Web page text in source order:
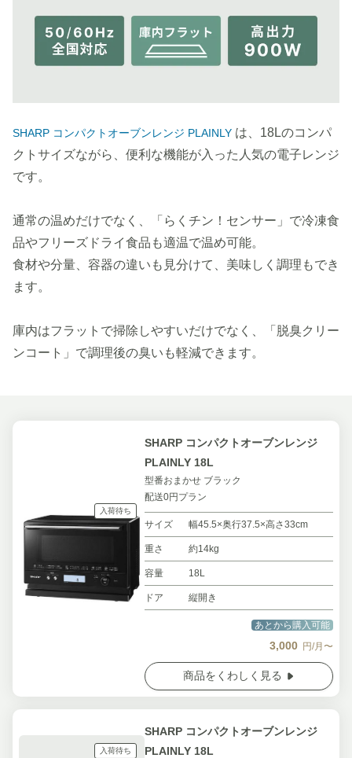
SHARP コンパクトオーブンレンジ PLAINLY は、18Lのコンパ
クトサイズながら、便利な機能が入った人気の電子レンジ
です。
通常の温めだけでなく、「らくチン！センサー」で冷凍食
品やフリーズドライ食品も適温で温め可能。
食材や分量、容器の違いも見分けて、美味しく調理もでき
ます。
庫内はフラットで掃除しやすいだけでなく、「脱臭クリー
ンコート」で調理後の臭いも軽減できます。
入荷待ち
SHARP コンパクトオーブンレンジ
PLAINLY 18L
型番おまかせ ブラック
配送0円プラン
サイズ 幅45.5×奥行37.5×高さ33cm
重さ 約14kg
容量 18L
ドア 縦開き
あとから購入可能
3,000 円/月〜
商品をくわしく見る
入荷待ち
SHARP コンパクトオーブンレンジ
PLAINLY 18L